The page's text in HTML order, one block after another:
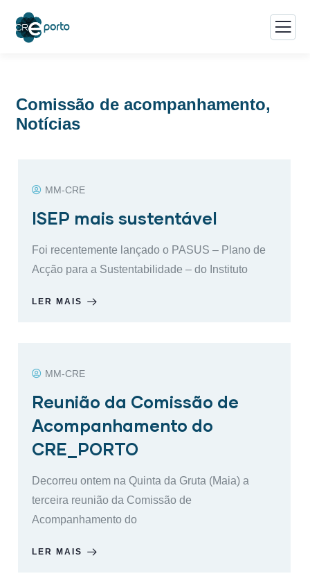
Comissão de acompanhamento,
Notícias
MM-CRE
ISEP mais sustentável
Foi recentemente lançado o PASUS – Plano de
Acção para a Sustentabilidade – do Instituto
LER MAIS
MM-CRE
Reunião da Comissão de
Acompanhamento do
CRE_PORTO
Decorreu ontem na Quinta da Gruta (Maia) a
terceira reunião da Comissão de
Acompanhamento do
LER MAIS